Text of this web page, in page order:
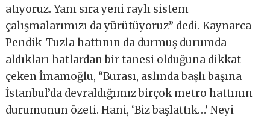
atıyoruz. Yanı sıra yeni raylı sistem
çalışmalarımızı da yürütüyoruz” dedi. Kaynarca-
Pendik-Tuzla hattının da durmuş durumda
aldıkları hatlardan bir tanesi olduğuna dikkat
çeken İmamoğlu, “Burası, aslında başlı başına
İstanbul’da devraldığımız birçok metro hattının
durumunun özeti. Hani, ‘Biz başlattık…’ Neyi